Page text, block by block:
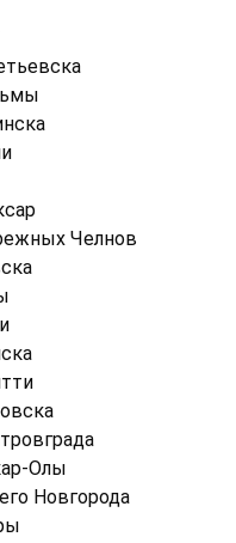
Челнов
Олы
Новгорода